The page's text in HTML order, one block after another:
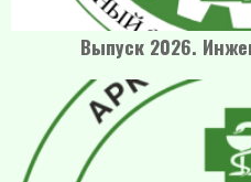
Выпуск 2026.